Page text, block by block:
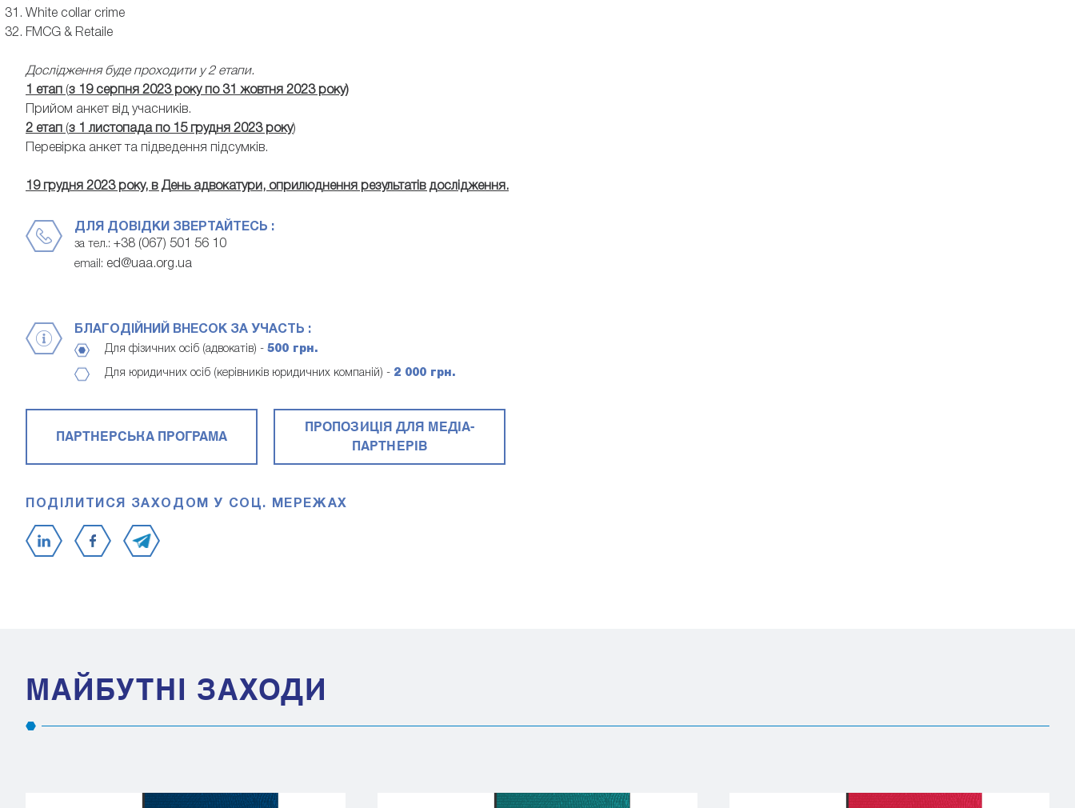
White collar crime
FMCG & Retaile
Дослідження буде проходити у 2 етапи.
1 етап (з 19 серпня 2023 року по 31 жовтня 2023 року)
Прийом анкет від учасників.
2 етап (з 1 листопада по 15 грудня 2023 року)
Перевірка анкет та підведення підсумків.
19 грудня 2023 року, в День адвокатури, оприлюднення результатів дослідження.
ДЛЯ ДОВІДКИ ЗВЕРТАЙТЕСЬ :
за тел.: +38 (067) 501 56 10
email: ed@uaa.org.ua
БЛАГОДІЙНИЙ ВНЕСОК ЗА УЧАСТЬ :
Для фізичних осіб (адвокатів) - 500 грн.
Для юридичних осіб (керівників юридичних компаній) - 2 000 грн.
ПАРТНЕРСЬКА ПРОГРАМА
ПРОПОЗИЦІЯ ДЛЯ МЕДІА-
ПАРТНЕРІВ
ПОДІЛИТИСЯ ЗАХОДОМ У СОЦ. МЕРЕЖАХ
МАЙБУТНІ ЗАХОДИ